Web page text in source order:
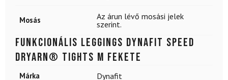
Mosás
Az árun lévő mosási jelek
szerint.
Funkcionális leggings DYNAFIT Speed
Dryarn® Tights M Fekete
Márka Dynafit